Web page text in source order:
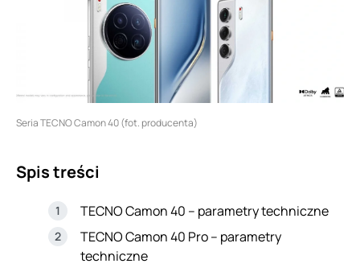
Seria TECNO Camon 40 (fot. producenta)
Spis treści
TECNO Camon 40 – parametry techniczne
TECNO Camon 40 Pro – parametry
techniczne